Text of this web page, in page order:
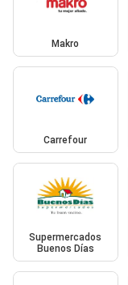
Makro
Carrefour
Supermercados
Buenos Días